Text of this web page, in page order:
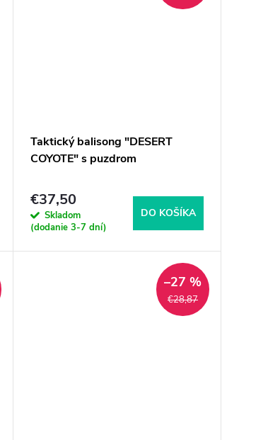
Taktický balisong "DESERT
COYOTE" s puzdrom
€37,50
Skladom
(dodanie 3-7 dní)
DO KOŠÍKA
€28,87
–27 %